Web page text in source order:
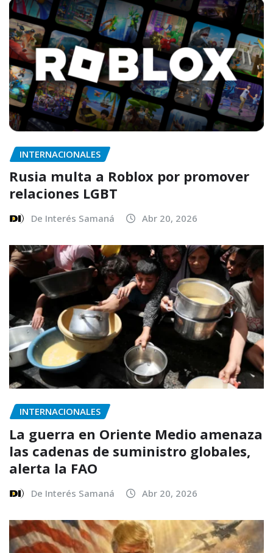
INTERNACIONALES
Rusia multa a Roblox por promover
relaciones LGBT
De Interés Samaná Abr 20, 2026
INTERNACIONALES
La guerra en Oriente Medio amenaza
las cadenas de suministro globales,
alerta la FAO
De Interés Samaná Abr 20, 2026